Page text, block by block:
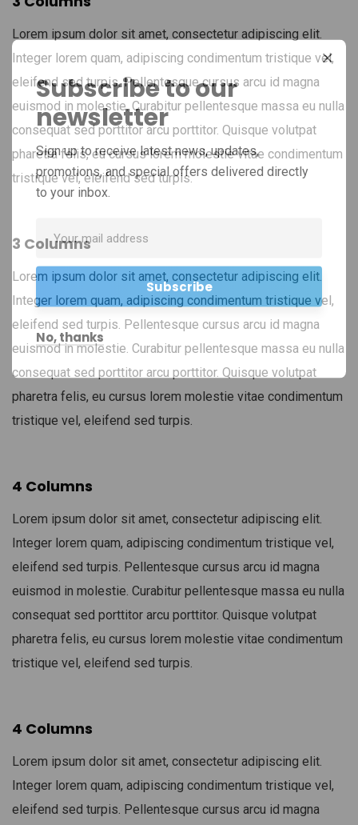
Lorem ipsum dolor sit amet, consectetur adipiscing elit.
Integer lorem quam, adipiscing condimentum tristique vel,
eleifend sed turpis. Pellentesque cursus arcu id magna
euismod in molestie. Curabitur pellentesque massa eu nulla
consequat sed porttitor arcu porttitor. Quisque volutpat
pharetra felis, eu cursus lorem molestie vitae condimentum
tristique vel, eleifend sed turpis.
3 Columns
Lorem ipsum dolor sit amet, consectetur adipiscing elit.
Integer lorem quam, adipiscing condimentum tristique vel,
eleifend sed turpis. Pellentesque cursus arcu id magna
euismod in molestie. Curabitur pellentesque massa eu nulla
consequat sed porttitor arcu porttitor. Quisque volutpat
pharetra felis, eu cursus lorem molestie vitae condimentum
tristique vel, eleifend sed turpis.
4 Columns
Lorem ipsum dolor sit amet, consectetur adipiscing elit.
Integer lorem quam, adipiscing condimentum tristique vel,
eleifend sed turpis. Pellentesque cursus arcu id magna
euismod in molestie. Curabitur pellentesque massa eu nulla
consequat sed porttitor arcu porttitor. Quisque volutpat
pharetra felis, eu cursus lorem molestie vitae condimentum
tristique vel, eleifend sed turpis.
4 Columns
Lorem ipsum dolor sit amet, consectetur adipiscing elit.
Integer lorem quam, adipiscing condimentum tristique vel,
eleifend sed turpis. Pellentesque cursus arcu id magna
Subscribe to our
newsletter
Sign up to receive latest news, updates,
promotions, and special offers delivered directly
to your inbox.
No, thanks